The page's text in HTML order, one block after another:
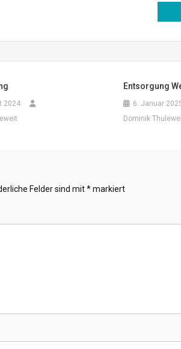
2024
Entsorgung
6. Januar
Dominik
Felder sind mit*markiert